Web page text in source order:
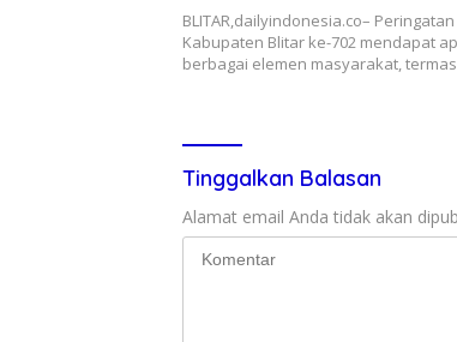
BLITAR,dailyindonesia.co– Peringatan
Kabupaten Blitar ke-702 mendapat
berbagai elemen masyarakat,
Tinggalkan Balasan
Alamat email Anda tidak akan